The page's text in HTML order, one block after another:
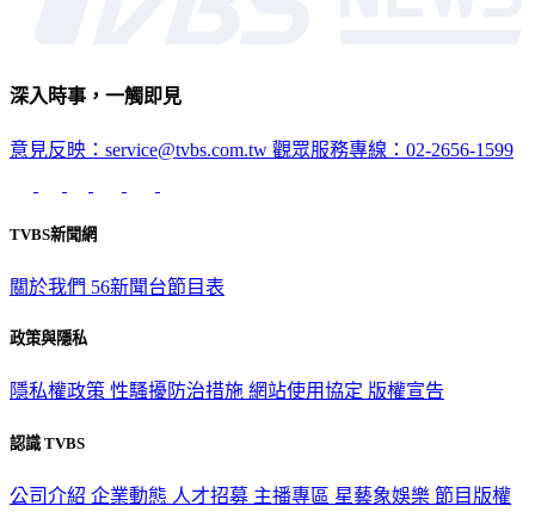
深入時事，一觸即見
意見反映：service@tvbs.com.tw 觀眾服務專線：02-2656-1599
TVBS新聞網
關於我們 56新聞台節目表
政策與隱私
隱私權政策 性騷擾防治措施 網站使用協定 版權宣告
認識 TVBS
公司介紹 企業動態 人才招募 主播專區 星藝象娛樂 節目版權